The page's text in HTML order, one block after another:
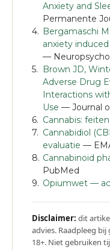
Anxiety and
Permanente
Bergamaschi
anxiety
—
Brown JD,
Adverse Drug
Interactions
Use — Journal
Cannabis:
Cannabidiol
evaluatie —
Cannabinoid
PubMed
Opiumwet —
Disclaimer: dit
advies. Raadpleeg
18+. Niet gebruiken